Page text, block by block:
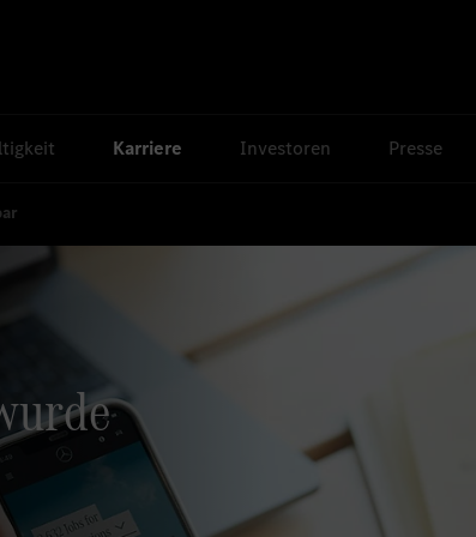
Karriere Investoren Presse